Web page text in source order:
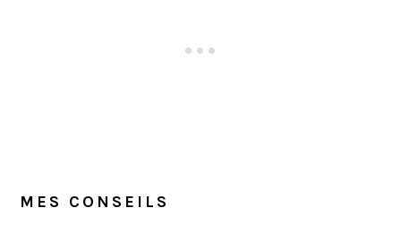
MES CONSEILS